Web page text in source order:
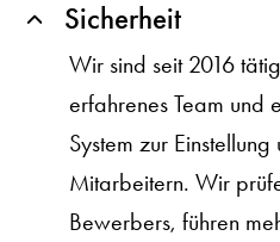
Sicherheit
Wir sind seit 2016
erfahrenes Team und
System zur
Mitarbeitern. Wir
Bewerbers, führen